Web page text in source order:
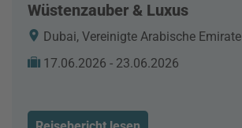
Wüstenzauber & Luxus
Dubai, Vereinigte Arabische Emirate
17.06.2026 - 23.06.2026